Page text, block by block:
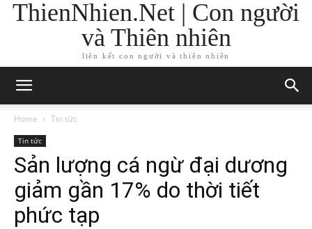
ThienNhien.Net | Con người
và Thiên nhiên
liên kết con người và thiên nhiên
Home Tin tức
Tin tức
Sản lượng cá ngừ đại dương
giảm gần 17% do thời tiết
phức tạp